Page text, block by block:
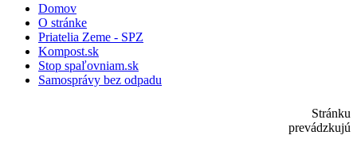
Domov
O stránke
Priatelia Zeme - SPZ
Kompost.sk
Stop spaľovniam.sk
Samosprávy bez odpadu
Stránku
prevádzkujú